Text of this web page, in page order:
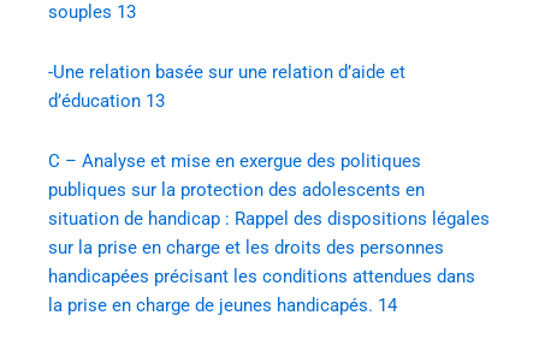
souples 13
-Une relation basée sur une relation d’aide et
d’éducation 13
C – Analyse et mise en exergue des politiques
publiques sur la protection des adolescents en
situation de handicap : Rappel des dispositions légales
sur la prise en charge et les droits des personnes
handicapées précisant les conditions attendues dans
la prise en charge de jeunes handicapés. 14